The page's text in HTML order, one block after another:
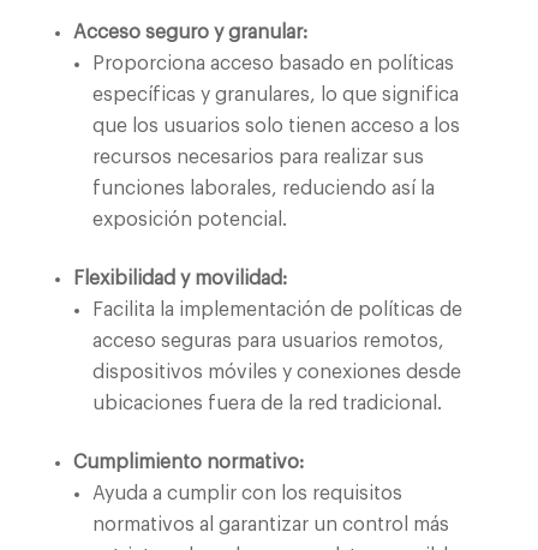
Acceso seguro y granular:
Proporciona acceso basado en políticas
específicas y granulares, lo que significa
que los usuarios solo tienen acceso a los
recursos necesarios para realizar sus
funciones laborales, reduciendo así la
exposición potencial.
Flexibilidad y movilidad:
Facilita la implementación de políticas de
acceso seguras para usuarios remotos,
dispositivos móviles y conexiones desde
ubicaciones fuera de la red tradicional.
Cumplimiento normativo:
Ayuda a cumplir con los requisitos
normativos al garantizar un control más